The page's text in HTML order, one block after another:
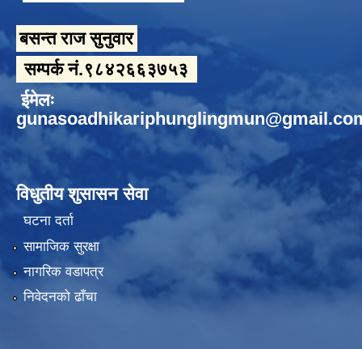
बसन्त राज सुनुवार
सम्पर्क नं.९८४२६६३७५३
ईमेलः
विधुतीय शुसासन सेवा
घटना दर्ता
सामाजिक सुरक्षा
नागरिक वडापत्र
निवेदनको ढाँचा